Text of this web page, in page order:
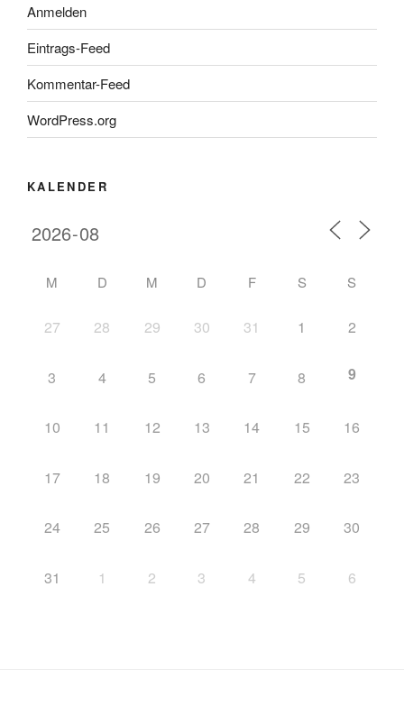
Anmelden
Eintrags-Feed
Kommentar-Feed
WordPress.org
KALENDER
M D M D F S S
27 28 29 30 31 1 2
3 4 5 6 7 8 9
10 11 12 13 14 15 16
17 18 19 20 21 22 23
24 25 26 27 28 29 30
31 1 2 3 4 5 6